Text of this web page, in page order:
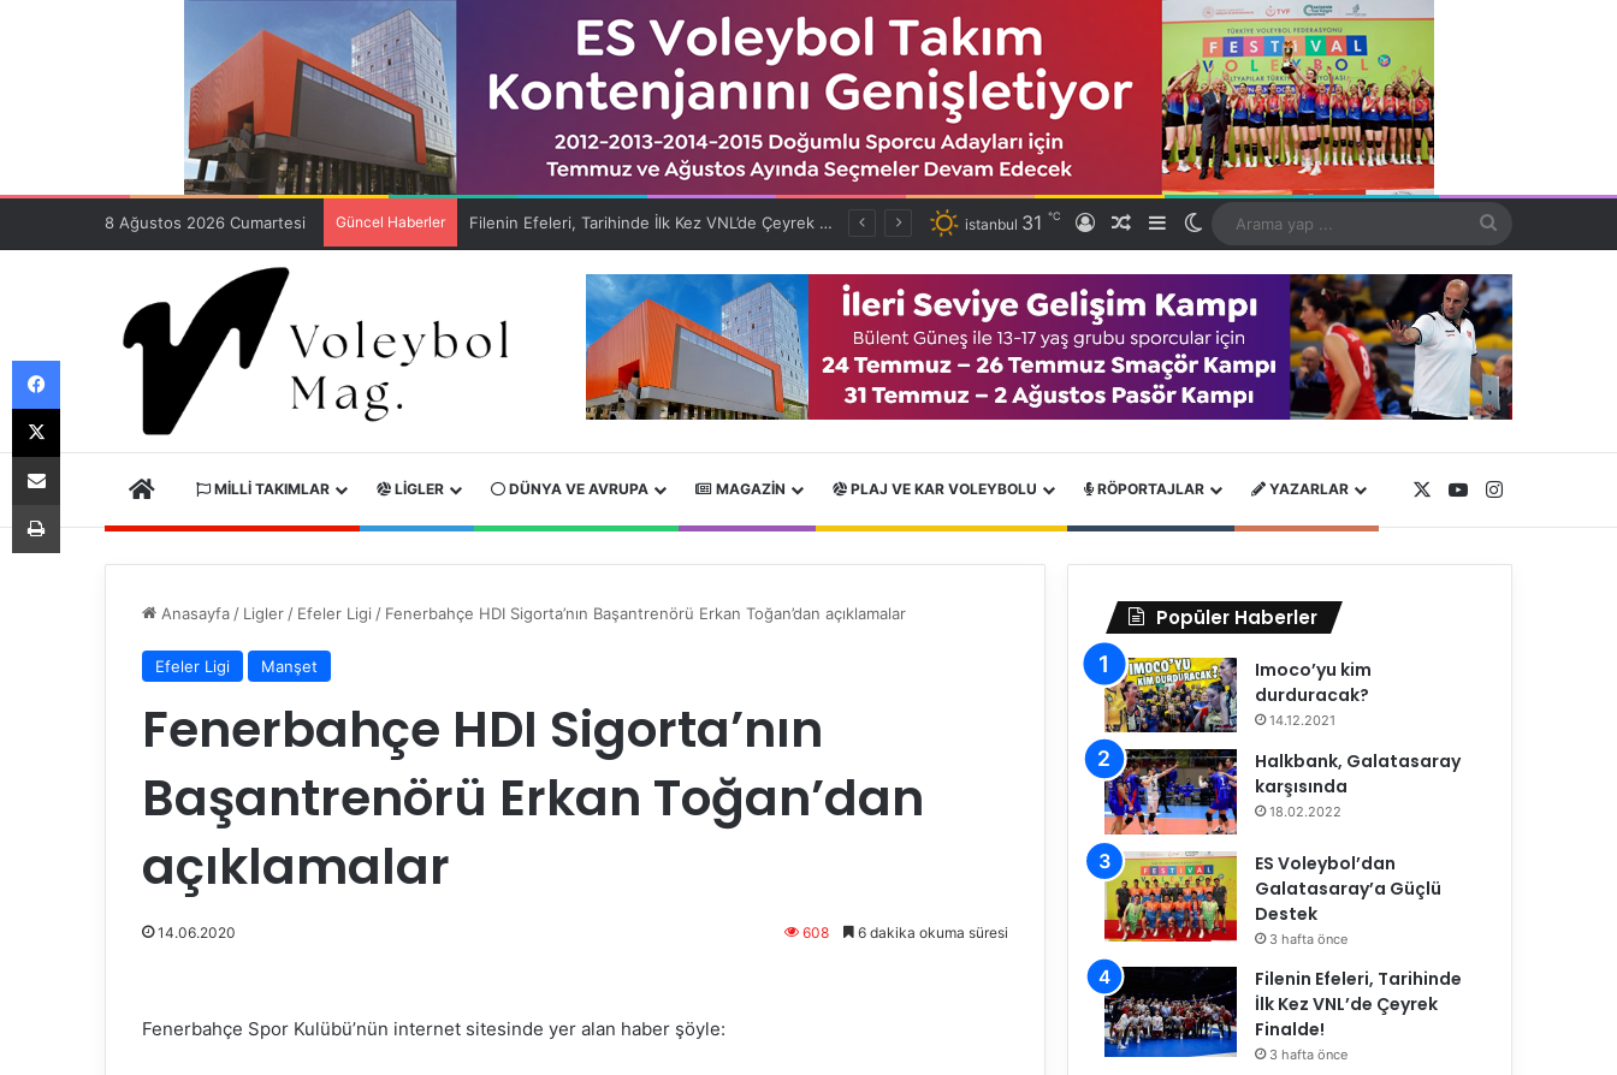
8 Ağustos 2026 Cumartesi Güncel Haberler Bülent Güneş ile İleri Seviye Gelişim Kampı Tamamlandı istanbul 31 ℃ Kayıt OlRastgele Makale
Kenar Bölmesi
Dış görünümü değiştir
...
ANA SAYFAMILLI TAKIMLAR LIGLER DÜNYA VE AVRUPA MAGAZIN PLAJ VE KAR VOLEYBOLU RÖPORTAJLAR YAZARLAR YouTube
Anasayfa / Ligler / Efeler Ligi / Fenerbahçe HDI Sigorta’nın Başantrenörü Erkan Toğan’dan açıklamalar
Efeler Ligi Manşet
Fenerbahçe HDI Sigorta’nın
Başantrenörü Erkan Toğan’dan
açıklamalar
14.06.2020 608 6 dakika okuma süresi
Fenerbahçe Spor Kulübü’nün internet sitesinde yer alan haber şöyle:
Popüler Haberler
Imoco’yu kim
durduracak?
14.12.2021
Halkbank, Galatasaray
karşısında
18.02.2022
ES Voleybol’dan
Galatasaray’a Güçlü
Destek
3 hafta önce
Filenin Efeleri, Tarihinde
İlk Kez VNL’de Çeyrek
Finalde!
3 hafta önce
E-Posta ile paylaş